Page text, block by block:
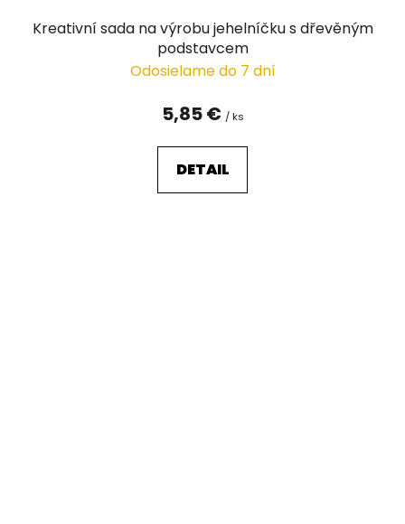
Kreativní sada na výrobu jehelníčku s dřevěným
podstavcem
Odosielame do 7 dní
5,85 € / ks
DETAIL